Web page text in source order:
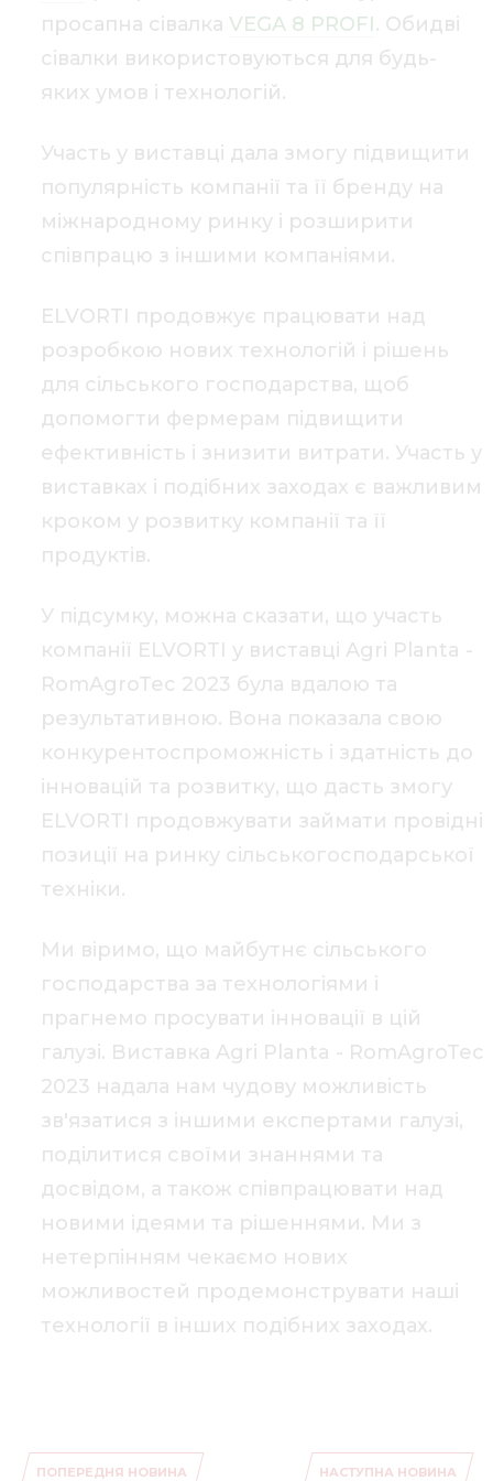
просапна сівалкаVEGA 8 PROFI. Обидві
сівалки використовуються для будь-
яких умов і технологій.
Участь у виставці дала змогу підвищити
популярність компанії та її бренду на
міжнародному ринку і розширити
співпрацю з іншими компаніями.
ELVORTI продовжує працювати над
розробкою нових технологій і рішень
для сільського господарства, щоб
допомогти фермерам підвищити
ефективність і знизити витрати. Участь у
виставках і подібних заходах є важливим
кроком у розвитку компанії та її
продуктів.
У підсумку, можна сказати, що участь
компанії ELVORTI у виставці Agri Planta -
RomAgroTec 2023 була вдалою та
результативною. Вона показала свою
конкурентоспроможність і здатність до
інновацій та розвитку, що дасть змогу
ELVORTI продовжувати займати провідні
позиції на ринку сільськогосподарської
техніки.
Ми віримо, що майбутнє сільського
господарства за технологіями і
прагнемо просувати інновації в цій
галузі. Виставка Agri Planta - RomAgroTec
2023 надала нам чудову можливість
зв'язатися з іншими експертами галузі,
поділитися своїми знаннями та
досвідом, а також співпрацювати над
новими ідеями та рішеннями. Ми з
нетерпінням чекаємо нових
можливостей продемонструвати наші
технології в інших подібних заходах.
ПОПЕРЕДНЯ НОВИНА НАСТУПНА НОВИНА